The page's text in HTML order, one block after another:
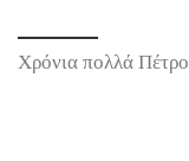
Χρόνια πολλά Πέτρο